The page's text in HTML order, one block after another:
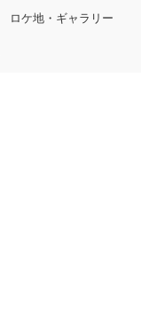
ロケ地・ギャラリー